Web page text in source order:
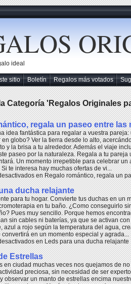
ideal
sitio Boletín Regalos más votados
Categoría 'Regalos Originales
regala un paseo entre las
idea fantástica para regalar a vuestra
globo? Ver la tierra desde lo alto,
y la brisa a tu alrededor. Además el viaje
paseo por la naturaleza. Regala a tu
Un momento irrepetible para celebrar
te interesa hay muchas ofertas de vi...
en Regalo romántico, regala un
ducha relajante
para tu hogar. Convierte tus duchas en un
en tu baño. ¿Como conseguirlo
Pues muy sencillo. Porque hemos
sin cables ni baterías, ya que se activan
azul a rojo según la temperatura del agua,
en un momento especial y agrada...
en Leds para una ducha relajante
Estrellas
en ciudad muchas veces nos quejamos de
preciosa, sin necesidad de ser
observar un manto de estrellas encima